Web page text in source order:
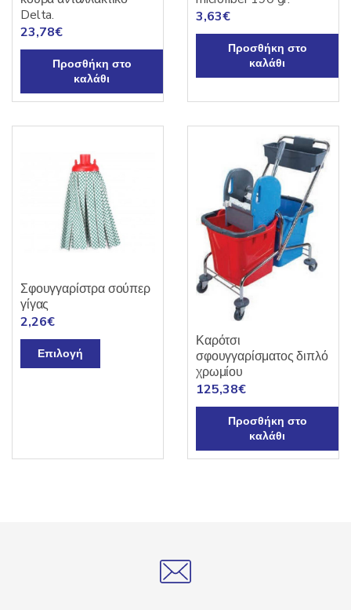
Delta.
23,78€
Προσθήκη στο
καλάθι
3,63€
Προσθήκη στο
καλάθι
Σφουγγαρίστρα σούπερ
γίγας
2,26€
Επιλογή
το
Οι
Καρότσι
σφουγγαρίσματος διπλό
χρωμίου
125,38€
Προσθήκη στο
καλάθι